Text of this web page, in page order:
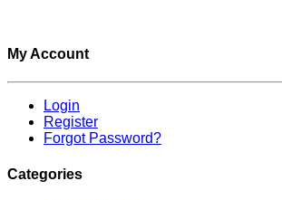
My Account
Login
Register
Forgot Password?
Categories